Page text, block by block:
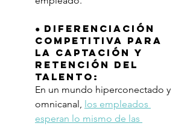
● Diferenciación
competitiva para
la captación y
retención del
talento:
En un mundo hiperconectado y
omnicanal, los empleados
esperan lo mismo de las